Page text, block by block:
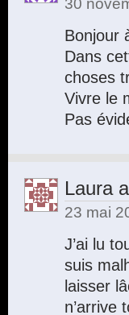
30
Bonjour
Dans
choses
Vivre le
Pas
Lauraa
23 mai
J’ai lu
suis
laisser
n’arrive